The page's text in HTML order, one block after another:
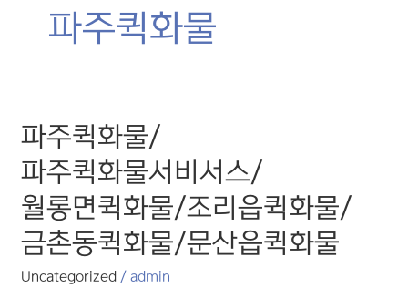
파주퀵화물
파주퀵화물/
파주퀵화물서비서스/
월롱면퀵화물/조리읍퀵화물/
금촌동퀵화물/문산읍퀵화물
Uncategorized /admin
파주퀵화물/
파주퀵화물서비서스/
월롱면퀵화물/
조리읍퀵화물/
금촌동퀵화물/
문산읍퀵화물